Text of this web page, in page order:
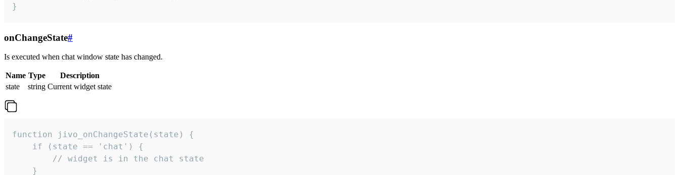
}
onChangeState#
Is executed when chat window state has changed.
Name Type
Description
state
string Current widget state
function jivo_onChangeState(state) {
    if (state == 'chat') {
        // widget is in the chat state
    }